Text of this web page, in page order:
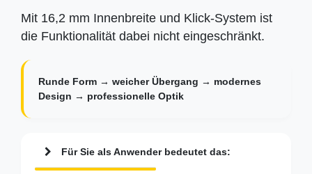
Mit 16,2 mm Innenbreite und Klick-System ist
die Funktionalität dabei nicht eingeschränkt.
Runde Form → weicher Übergang → modernes
Design → professionelle Optik
Für Sie als Anwender bedeutet das: